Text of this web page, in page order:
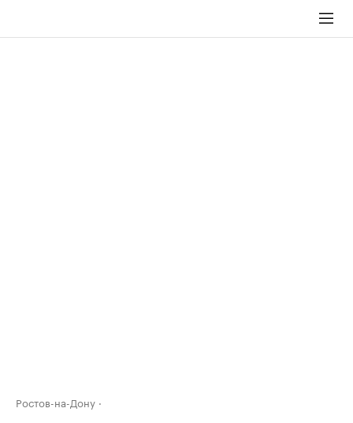
Ростов-на-Дону